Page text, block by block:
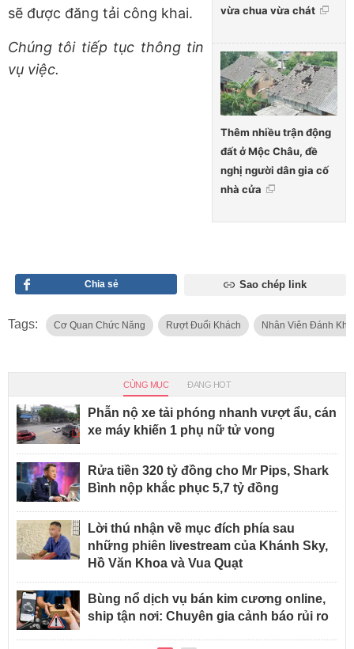
vừa chua vừa chát
Thêm nhiều trận động
đất ở Mộc Châu, đề
nghị người dân gia cố
nhà cửa
sẽ được đăng tải công khai.
Chúng tôi tiếp tục thông tin
vụ việc.
Chia sẻ Sao chép link
Tags: Cơ Quan Chức Năng Rượt Đuổi Khách Nhân Viên Đánh
CÙNG MỤC ĐANG HOT
Phẫn nộ xe tải phóng nhanh vượt ẩu, cán
xe máy khiến 1 phụ nữ tử vong
Rửa tiền 320 tỷ đồng cho Mr Pips, Shark
Bình nộp khắc phục 5,7 tỷ đồng
Lời thú nhận về mục đích phía sau
những phiên livestream của Khánh Sky,
Hồ Văn Khoa và Vua Quạt
Bùng nổ dịch vụ bán kim cương online,
ship tận nơi: Chuyên gia cảnh báo rủi ro